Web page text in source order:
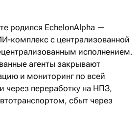
родился EchelonAlpha —
комплекс с централизованной
исполнением.
агенты закрывают
и мониторинг по всей
через переработку на НПЗ,
сбыт через